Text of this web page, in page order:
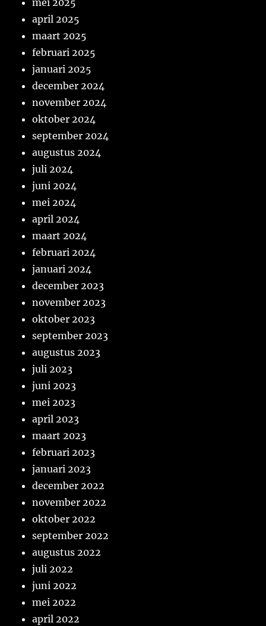
mei 2025
april 2025
maart 2025
februari 2025
januari 2025
december 2024
november 2024
oktober 2024
september 2024
augustus 2024
juli 2024
juni 2024
mei 2024
april 2024
maart 2024
februari 2024
januari 2024
december 2023
november 2023
oktober 2023
september 2023
augustus 2023
juli 2023
juni 2023
mei 2023
april 2023
maart 2023
februari 2023
januari 2023
december 2022
november 2022
oktober 2022
september 2022
augustus 2022
juli 2022
juni 2022
mei 2022
april 2022